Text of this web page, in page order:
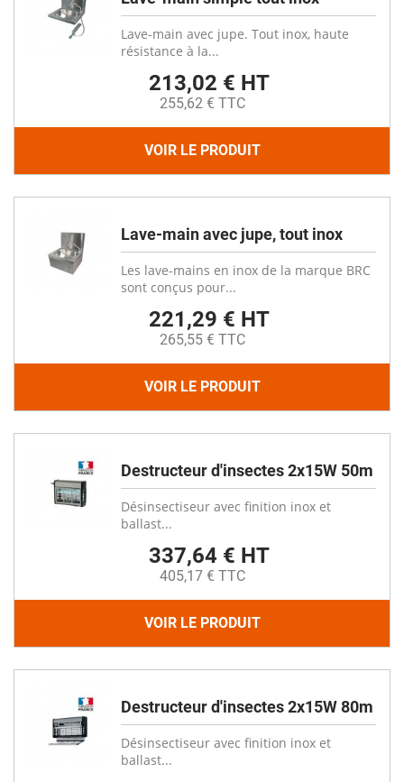
Lave-main avec jupe. Tout inox, haute
résistance à la...
213,02 € HT
255,62 € TTC
VOIR LE PRODUIT
Lave-main avec jupe, tout inox
Les lave-mains en inox de la marque BRC
sont conçus pour...
221,29 € HT
265,55 € TTC
VOIR LE PRODUIT
Destructeur d'insectes 2x15W 50m
Désinsectiseur avec finition inox et
ballast...
337,64 € HT
405,17 € TTC
VOIR LE PRODUIT
Destructeur d'insectes 2x15W 80m
Désinsectiseur avec finition inox et
ballast...